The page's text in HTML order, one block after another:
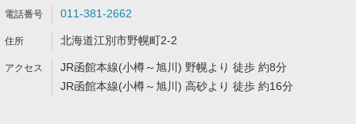
011-381-2662
北海道江別市野幌町2-2
JR函館本線(小樽～旭川) 野幌より 徒歩 約8分
JR函館本線(小樽～旭川) 高砂より 徒歩 約16分